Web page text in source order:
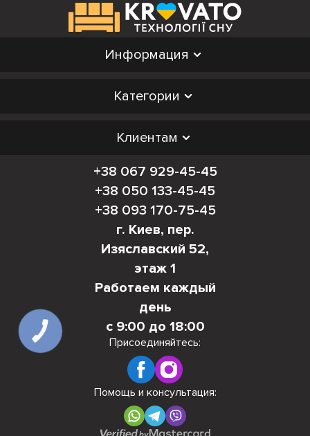
Информация
Категории
Клиентам
+38 067 929-45-45
+38 050 133-45-45
+38 093 170-75-45
г. Киев, пер.
Изяславский 52,
этаж 1
Работаем каждый
день
с 9:00 до 18:00
Присоединяйтесь:
Помощь и консультация:
КНОПКА
СВЯЗИ